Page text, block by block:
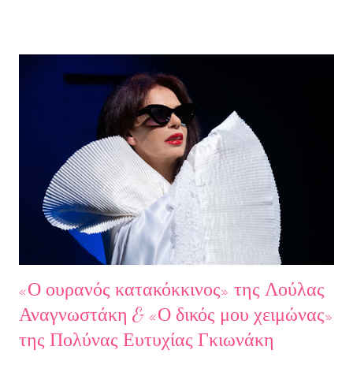
Λουκάς Κούτρας Τη δεύτερη εκπομπή τίμησαν ο πρώην
πρόεδρος της Ε.Σ.Ε., συγγραφέας, Στάθης Βαλούκος, ο
ιστορικός συγγραφέας Δρ Ιωάννης Δασκαρόλης, η
μουσικοσυνθέτης Πέννυ Μπινιάρη και ο σκηνοθέτης Στέργιος
Παπαευαγγέλου Σκηνοθεσία: Δημήτρης Σωτηράκης Βοηθός
Σκηνοθέτης: Νεκταρία Δασκαλάκη Παρουσιάστηκαν τα βιβλία
"Ο πόλεμος δεν τελείωσε ακόμα" μυθιστόρημα του Στάθη
Βαλούκου και τα ε...
«Ο ουρανός κατακόκκινος» της Λούλας
Αναγνωστάκη & «Ο δικός μου χειμώνας»
της Πολύνας Ευτυχίας Γκιωνάκη